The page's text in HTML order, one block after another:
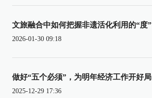
文旅融合中如何把握非遗活化利用的“度”
2026-01-30 09:18
做好“五个必须”，为明年经济工作开好局
2025-12-29 17:36